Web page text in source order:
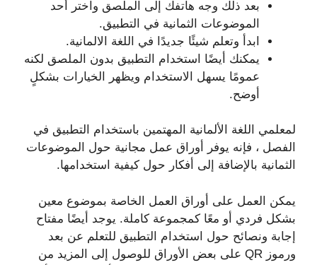
بعد ذلك وجه هاتفك إلى الملصق واختر أحد
الموضوعات الثمانية في التطبيق.
ابدأ وتعلم شيئًا جديدًا في اللغة الالمانية.
يمكنك أيضًا استخدام التطبيق بدون الملصق لكنه
عمومًا يسهل الاستخدام ويظهر الخيارات بشكلٍ
أوضح.
لمعلمي اللغة الألمانية المهتمين باستخدام التطبيق في
الفصل ، فإنه يوفر أوراق عمل مجانية حول الموضوعات
الثمانية بالإضافة إلى أفكار حول كيفية استخدامها.
يمكن العمل على أوراق العمل الخاصة بموضوع معين
بشكل فردي أو معًا كمجموعة كاملة. يوجد أيضًا مفتاح
إجابة ونصائح حول استخدام التطبيق للتعلم عن بعد
ورموز QR على بعض الأوراق للوصول إلى المزيد من